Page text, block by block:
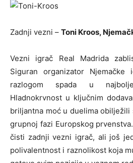
Zadnji vezni – Toni Kroos,
Vezni igrač Real Madrida
Siguran organizator
razlogom spada u
Hladnokrvnost u ključnim
briljantna moć u duelima obilježili
grupnoj fazi Europskog
čisti zadnji vezni igrač, ali još
polivalentnost i raznolikost koja